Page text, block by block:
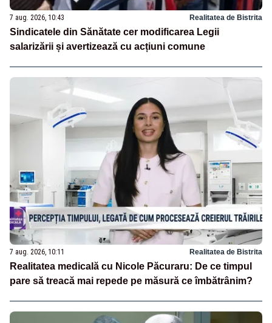
7 aug. 2026, 10:43 Realitatea de Bistrita
Sindicatele din Sănătate cer modificarea Legii
salarizării și avertizează cu acțiuni comune
7 aug. 2026, 10:11 Realitatea de Bistrita
Realitatea medicală cu Nicole Păcuraru: De ce timpul
pare să treacă mai repede pe măsură ce îmbătrânim?